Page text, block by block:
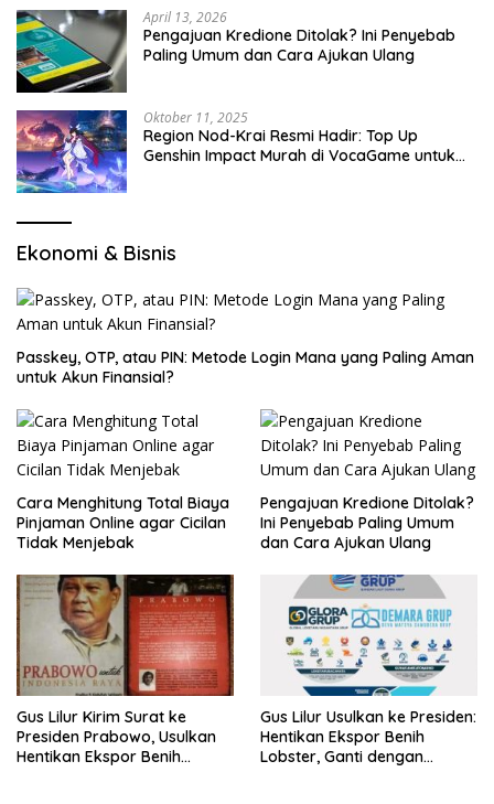
April 13, 2026
Pengajuan Kredione Ditolak? Ini Penyebab
Paling Umum dan Cara Ajukan Ulang
Oktober 11, 2025
Region Nod-Krai Resmi Hadir: Top Up
Genshin Impact Murah di VocaGame untuk
Ekonomi & Bisnis
Passkey, OTP, atau PIN: Metode Login Mana yang Paling Aman
untuk Akun Finansial?
Cara Menghitung Total Biaya
Pinjaman Online agar Cicilan
Tidak Menjebak
Pengajuan Kredione Ditolak?
Ini Penyebab Paling Umum
dan Cara Ajukan Ulang
Gus Lilur Kirim Surat ke
Presiden Prabowo, Usulkan
Hentikan Ekspor Benih
Gus Lilur Usulkan ke Presiden:
Hentikan Ekspor Benih
Lobster, Ganti dengan